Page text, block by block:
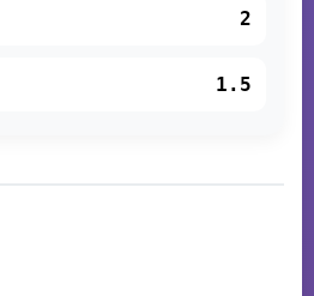
2
1.5